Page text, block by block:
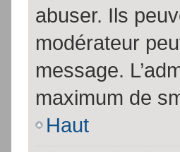
abuser. Ils
modérateur
message.
maximum de
Haut